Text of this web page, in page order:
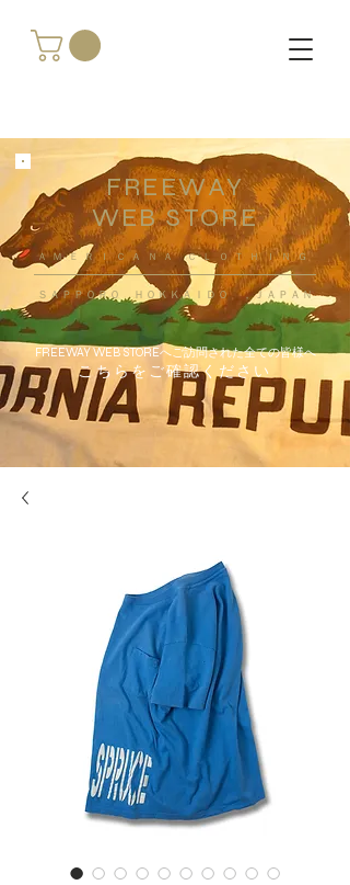
FREEWAY
WEB STORE
​ＡＭＥＲＩＣＡＮＡ ＣＬＯＴＨＩＮＧ
ＳＡＰＰＯＲＯ ＨＯＫＫＡＩＤＯ ，ＪＡＰＡＮ
FREEWAY WEB STOREへご訪問された全ての皆様へ
こちらをご確認ください